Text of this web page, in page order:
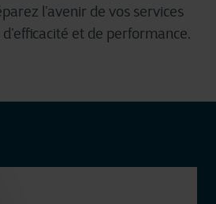
l’avenir de vos services
d’efficacité et de performance.